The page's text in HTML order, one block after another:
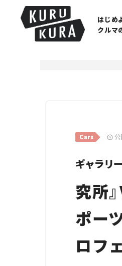
はじめ
クルマ
Cars
ギャラリー
究所
ポー
ロフ